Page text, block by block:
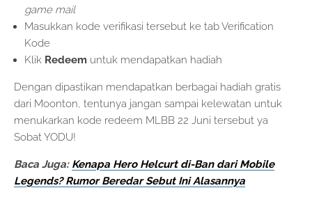
game mail
Masukkan kode verifikasi tersebut ke tab Verification
Kode
Klik Redeem untuk mendapatkan hadiah
Dengan dipastikan mendapatkan berbagai hadiah gratis
dari Moonton, tentunya jangan sampai kelewatan untuk
menukarkan kode redeem MLBB 22 Juni tersebut ya
Sobat YODU!
Baca Juga: Kenapa Hero Helcurt di-Ban dari Mobile
Legends? Rumor Beredar Sebut Ini Alasannya